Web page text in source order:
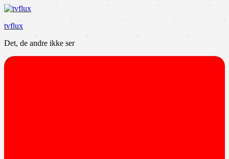
Videre
indhold
tvflux
Det, de andre ikke ser